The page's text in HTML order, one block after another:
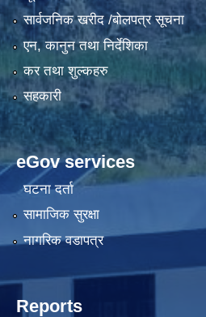
सार्वजनिक खरीद /बोलपत्र सूचना
एन, कानुन तथा निर्देशिका
कर तथा शुल्कहरु
सहकारी
eGov services
घटना दर्ता
सामाजिक सुरक्षा
नागरिक वडापत्र
Reports